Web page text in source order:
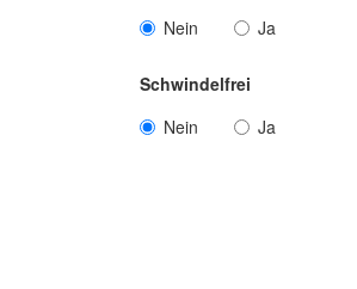
Nein
Ja
Schwindelfrei
Nein
Ja